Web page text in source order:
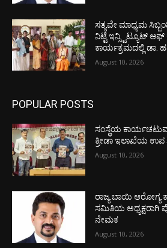
ಸತ್ಯವೇ ಮಾಧ್ಯಮ
ನಿಟ್ಟೆ ಇನ್ಸ್ಟಿಟ್ಯೂಟ್ ಆಫ್
ಕಾರ್ಯಕ್ರಮದಲ್ಲಿ ಡಾ.
August 10, 2026
POPULAR POSTS
ಸಂಸ್ಥೆಯ
ಕ್ರೀಡಾ ಇಲಾಖೆಯ ಉಪ
August 10, 2026
ರಾಜ್ಯ ಬಾಯಿ
ಸಮಿತಿಯ ಅಧ್ಯಕ್ಷರಾಗಿ
ನೇಮಕ
August 10, 2026